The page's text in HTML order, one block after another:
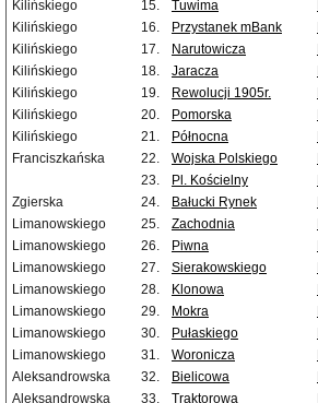
Kilińskiego
15. Tuwima
Kilińskiego
16. Przystanek mBank
Kilińskiego
17. Narutowicza
Kilińskiego
18. Jaracza
Kilińskiego
19. Rewolucji 1905r.
Kilińskiego
20. Pomorska
Kilińskiego
21. Północna
Franciszkańska
22. Wojska Polskiego
23.
Pl. Kościelny
Zgierska
24. Bałucki Rynek
Limanowskiego
25. Zachodnia
Limanowskiego
26. Piwna
Limanowskiego
27. Sierakowskiego
Limanowskiego
28. Klonowa
Limanowskiego
29. Mokra
Limanowskiego
30. Pułaskiego
Limanowskiego
31. Woronicza
Aleksandrowska
32. Bielicowa
Aleksandrowska
33. Traktorowa